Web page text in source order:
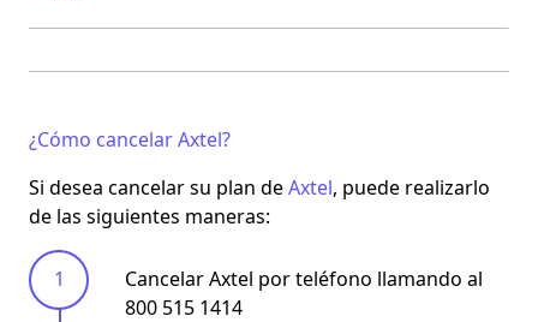
¿Cómo cancelar Axtel?
Si desea cancelar su plan deAxtel, puede realizarlo
de las siguientes maneras:
Cancelar Axtel por teléfono llamando al
800 515 1414